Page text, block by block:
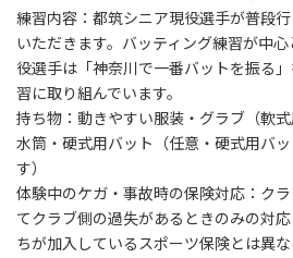
練習内容：都筑シニア現役選手が普段
いただきます。バッティング練習が中
役選手は「神奈川で一番バットを振る
習に取り組んでいます。
持ち物：動きやすい服装・グラブ（軟
水筒・硬式用バット（任意・硬式用バ
す）
体験中のケガ・事故時の保険対応：ク
てクラブ側の過失があるときのみの対
ちが加入しているスポーツ保険とは異